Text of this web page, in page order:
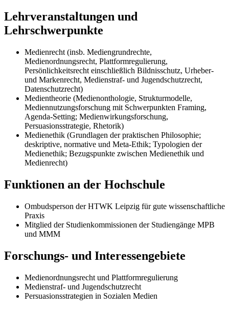
Lehrveranstaltungen und
Lehrschwerpunkte
Medienrecht (insb. Mediengrundrechte,
Medienordnungsrecht, Plattformregulierung,
Persönlichkeitsrecht einschließlich Bildnisschutz, Urheber-
und Markenrecht, Medienstraf- und Jugendschutzrecht,
Datenschutzrecht)
Medientheorie (Medienonthologie, Strukturmodelle,
Mediennutzungsforschung mit Schwerpunkten Framing,
Agenda-Setting; Medienwirkungsforschung,
Persuasionsstrategie, Rhetorik)
Medienethik (Grundlagen der praktischen Philosophie;
deskriptive, normative und Meta-Ethik; Typologien der
Medienethik; Bezugspunkte zwischen Medienethik und
Medienrecht)
Funktionen an der Hochschule
Ombudsperson der HTWK Leipzig für gute wissenschaftliche
Praxis
Mitglied der Studienkommissionen der Studiengänge MPB
und MMM
Forschungs- und Interessengebiete
Medienordnungsrecht und Plattformregulierung
Medienstraf- und Jugendschutzrecht
Persuasionsstrategien in Sozialen Medien